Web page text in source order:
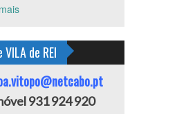
VILA de REI
931 924 920